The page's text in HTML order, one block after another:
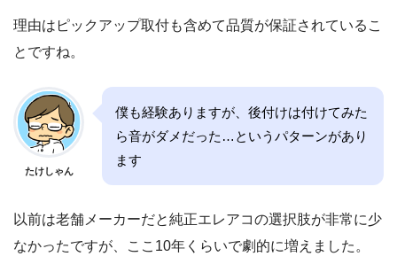
理由はピックアップ取付も含めて品質が保証されているこ
とですね。
たけしゃん
僕も経験ありますが、後付けは付けてみた
ら音がダメだった…というパターンがあり
ます
以前は老舗メーカーだと純正エレアコの選択肢が非常に少
なかったですが、ここ10年くらいで劇的に増えました。